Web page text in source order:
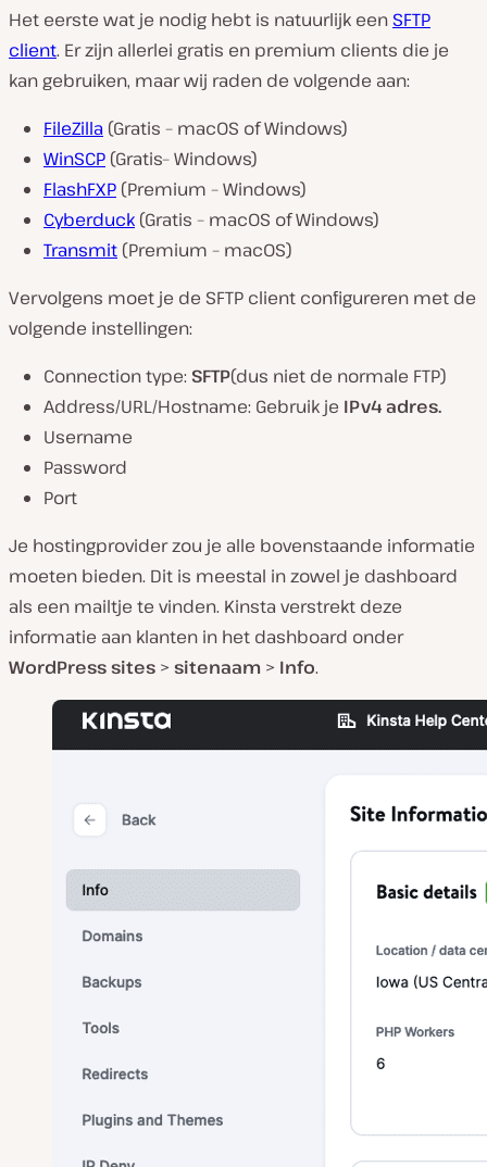
Het eerste wat je nodig hebt is natuurlijk een SFTP
client. Er zijn allerlei gratis en premium clients die je
kan gebruiken, maar wij raden de volgende aan:
FileZilla (Gratis – macOS of Windows)
WinSCP (Gratis– Windows)
FlashFXP (Premium – Windows)
Cyberduck (Gratis – macOS of Windows)
Transmit (Premium – macOS)
Vervolgens moet je de SFTP client configureren met de
volgende instellingen:
Connection type: SFTP(dus niet de normale FTP)
Address/URL/Hostname: Gebruik je IPv4 adres.
Username
Password
Port
Je hostingprovider zou je alle bovenstaande informatie
moeten bieden. Dit is meestal in zowel je dashboard
als een mailtje te vinden. Kinsta verstrekt deze
informatie aan klanten in het dashboard onder
WordPress sites >sitenaam > Info.